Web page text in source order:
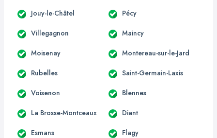
Jouy-le-Châtel Pécy
Villegagnon Maincy
Moisenay Montereau-sur-le-Jard
Rubelles Saint-Germain-Laxis
Voisenon Blennes
La Brosse-Montceaux Diant
Esmans Flagy